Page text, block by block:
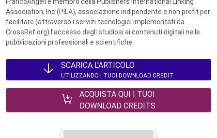
FrancoAngeli è membro della Publishers International Linking
Association, Inc (PILA), associazione indipendente e non profit per
facilitare (attraverso i servizi tecnologici implementati da
CrossRef.org) l’accesso degli studiosi ai contenuti digitali nelle
pubblicazioni professionali e scientifiche.
SCARICA L'ARTICOLO
UTILIZZANDO I TUOI DOWNLOAD CREDIT
ACQUISTA QUI I TUOI
DOWNLOAD CREDITS